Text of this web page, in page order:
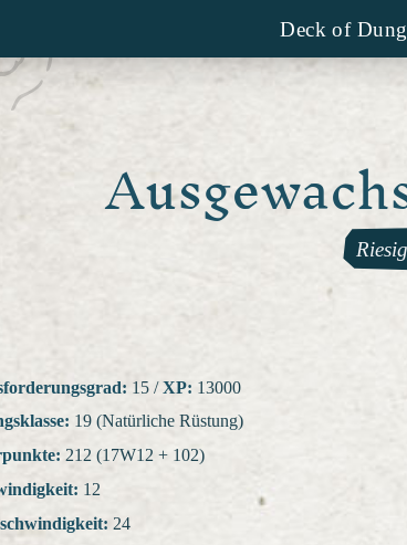
Deck of
15 / XP: 13000
19 (Natürliche Rüstung)
212 (17W12 + 102)
12
24